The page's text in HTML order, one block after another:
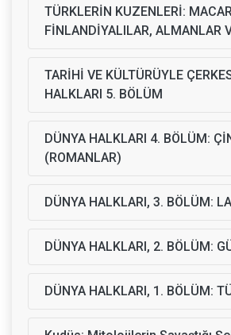
TÜRKLERİN KUZENLERİ:
FİNLANDİYALILAR, ALMANLAR
TARİHİ VE KÜLTÜRÜYLE
HALKLARI 5. BÖLÜM
DÜNYA HALKLARI 4. BÖLÜM:
(ROMANLAR)
DÜNYA HALKLARI, 3. BÖLÜM:
DÜNYA HALKLARI, 2. BÖLÜM:
DÜNYA HALKLARI, 1. BÖLÜM: